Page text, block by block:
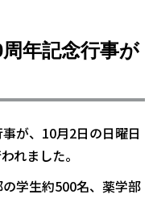
周年記念行事が
が、10月2日の日曜日
れました。
学生約500名、薬学部